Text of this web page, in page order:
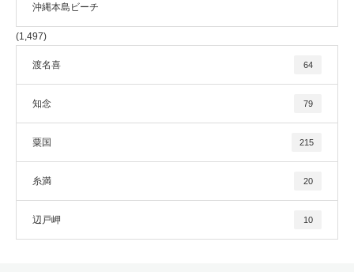
沖縄本島ビーチ
(1,497)
渡名喜 64
知念 79
粟国 215
糸満 20
辺戸岬 10